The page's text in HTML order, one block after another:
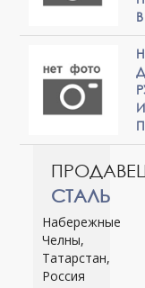
СТАЛЬ
Набережные
Челны,
Татарстан,
Россия